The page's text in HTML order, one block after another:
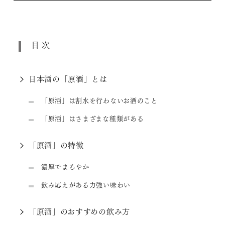
目次
日本酒の「原酒」とは
「原酒」は割水を行わないお酒のこと
「原酒」はさまざまな種類がある
「原酒」の特徴
濃厚でまろやか
飲み応えがある力強い味わい
「原酒」のおすすめの飲み方